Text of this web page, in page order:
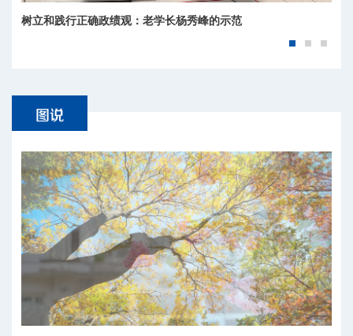
树立和践行正确政绩观：老学长杨秀峰的示范